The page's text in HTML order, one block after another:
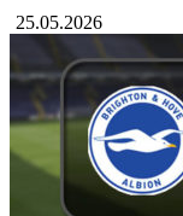
25.05.2026